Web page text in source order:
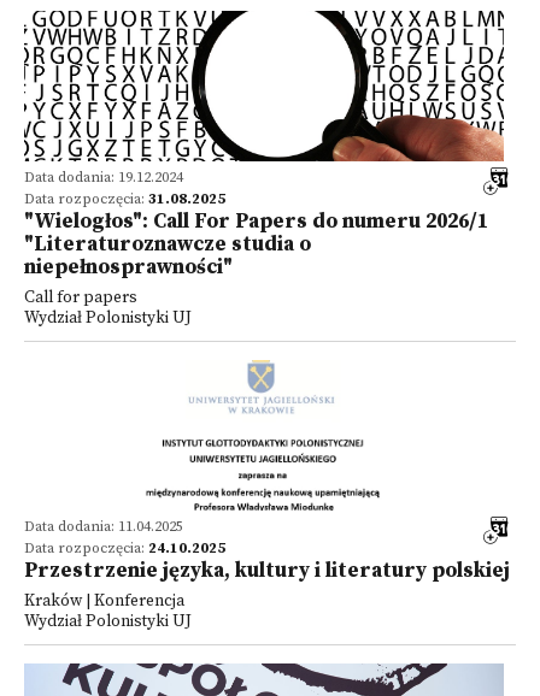
Data dodania: 19.12.2024
Data rozpoczęcia: 31.08.2025
"Wielogłos": Call For Papers do numeru 2026/1
"Literaturoznawcze studia o
niepełnosprawności"
Call for papers
Wydział Polonistyki UJ
Data dodania: 11.04.2025
Data rozpoczęcia: 24.10.2025
Przestrzenie języka, kultury i literatury polskiej
Kraków | Konferencja
Wydział Polonistyki UJ